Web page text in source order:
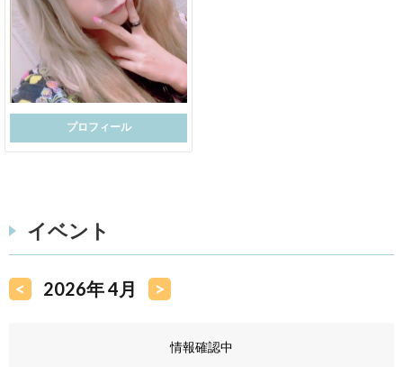
プロフィール
イベント
< 2026年 4月 >
情報確認中